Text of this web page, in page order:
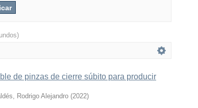
de pinzas de cierre súbito para producir
Rodrigo Alejandro (2022)